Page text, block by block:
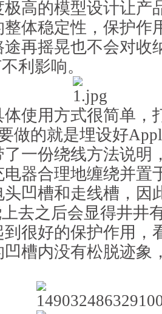
高的模型设计让产
体稳定性，保护作
再摇晃也不会对收
利影响。
用方式很简单，打
做的就是埋设好
一份绕线方法说明
器合理地缠绕并置
凹槽和走线槽，因
去之后会显得井井
很好的保护作用，
槽内没有松脱迹象